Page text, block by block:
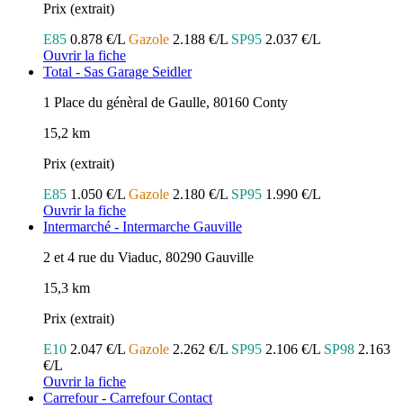
Prix (extrait)
E85 0.878 €/L Gazole 2.188 €/L SP95 2.037 €/L
Ouvrir la fiche
Total - Sas Garage Seidler
1 Place du génèral de Gaulle, 80160 Conty
15,2 km
Prix (extrait)
E85 1.050 €/L Gazole 2.180 €/L SP95 1.990 €/L
Ouvrir la fiche
Intermarché - Intermarche Gauville
2 et 4 rue du Viaduc, 80290 Gauville
15,3 km
Prix (extrait)
E10 2.047 €/L Gazole 2.262 €/L SP95 2.106 €/L SP98 2.163
€/L
Ouvrir la fiche
Carrefour - Carrefour Contact